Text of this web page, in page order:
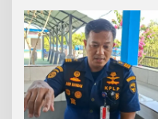
Kaltara